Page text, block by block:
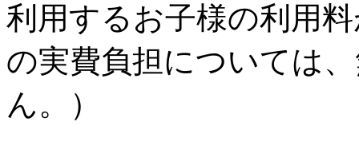
利用するお子様の利用
の実費負担については
ん。）